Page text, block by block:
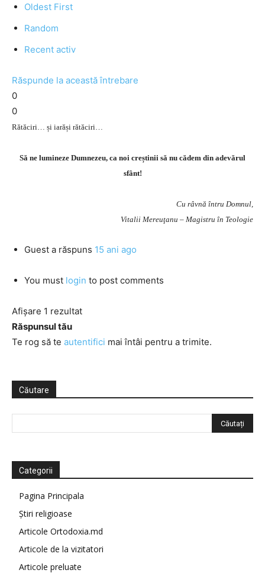
Oldest First
Random
Recent activ
Răspunde la această întrebare
0
0
Rătăciri… și iarăși rătăciri…
Să ne lumineze Dumnezeu, ca noi creștinii să nu cădem din adevărul
sfânt!
Cu râvnă întru Domnul,
Vitalii Mereuţanu – Magistru în Teologie
Guest a răspuns 15 ani ago
You must login to post comments
Afișare 1 rezultat
Răspunsul tău
Te rog să te autentifici mai întâi pentru a trimite.
Căutare
Categorii
Pagina Principala
Știri religioase
Articole Ortodoxia.md
Articole de la vizitatori
Articole preluate